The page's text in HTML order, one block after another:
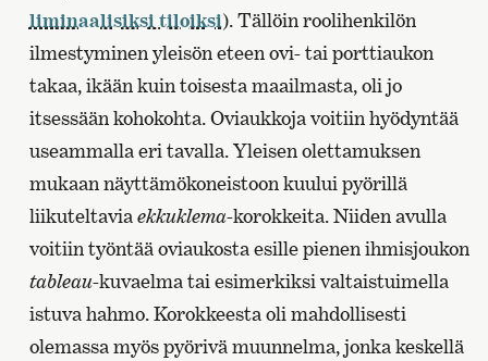
liminaalisiksi tiloiksi). Tällöin roolihenkilön
ilmestyminen yleisön eteen ovi- tai porttiaukon
takaa, ikään kuin toisesta maailmasta, oli jo
itsessään kohokohta. Oviaukkoja voitiin hyödyntää
useammalla eri tavalla. Yleisen olettamuksen
mukaan näyttämökoneistoon kuului pyörillä
liikuteltaviaekkuklema-korokkeita. Niiden avulla
voitiin työntää oviaukosta esille pienen ihmisjoukon
tableau-kuvaelma tai esimerkiksi valtaistuimella
istuva hahmo. Korokkeesta oli mahdollisesti
olemassa myös pyörivä muunnelma, jonka keskellä